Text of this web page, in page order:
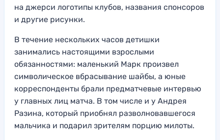
на джерси логотипы клубов, названия спонсоров
и другие рисунки.
В течение нескольких часов детишки
занимались настоящими взрослыми
обязанностями: маленький Марк произвел
символическое вбрасывание шайбы, а юные
корреспонденты брали предматчевые интервью
у главных лиц матча. В том числе и у Андрея
Разина, который приобнял разволновавшегося
мальчика и подарил зрителям порцию милоты.